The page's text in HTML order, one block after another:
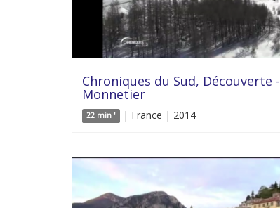
Chroniques du Sud, Découverte -
Monnetier
22 min ' | France | 2014